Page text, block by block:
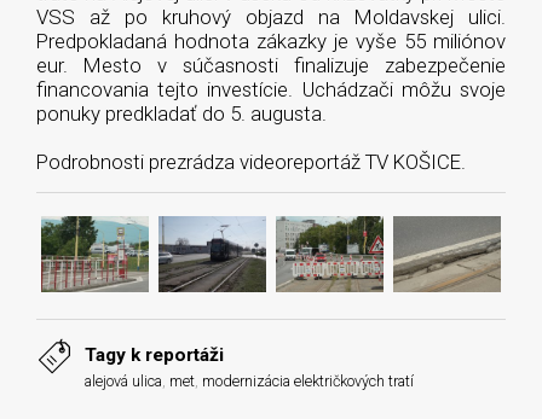
VSS až po kruhový objazd na Moldavskej ulici.
Predpokladaná hodnota zákazky je vyše 55 miliónov
eur. Mesto v súčasnosti finalizuje zabezpečenie
financovania tejto investície. Uchádzači môžu svoje
ponuky predkladať do 5. augusta.
Podrobnosti prezrádza videoreportáž TV KOŠICE.
Tagy k reportáži
alejová ulica met modernizácia električkových tratí